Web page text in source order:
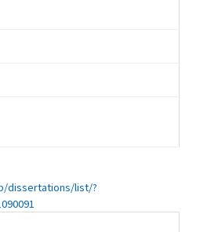
dissertations/list/?